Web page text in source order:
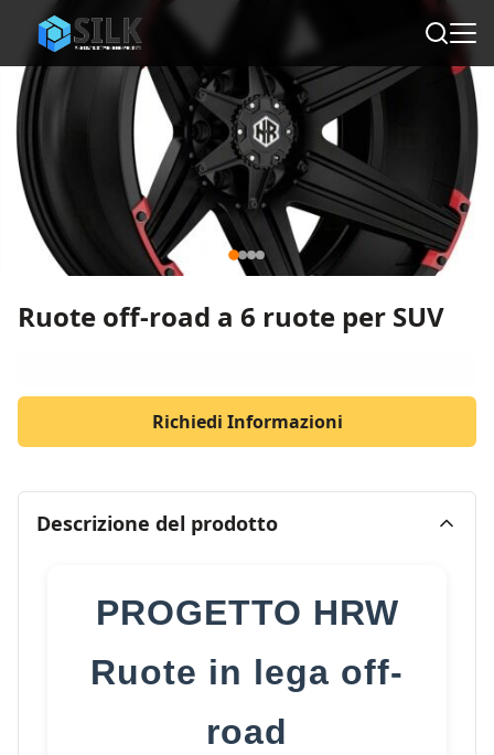
Ruote off-road a 6 ruote per SUV
Richiedi Informazioni
Descrizione del prodotto
PROGETTO HRW
Ruote in lega off-
road